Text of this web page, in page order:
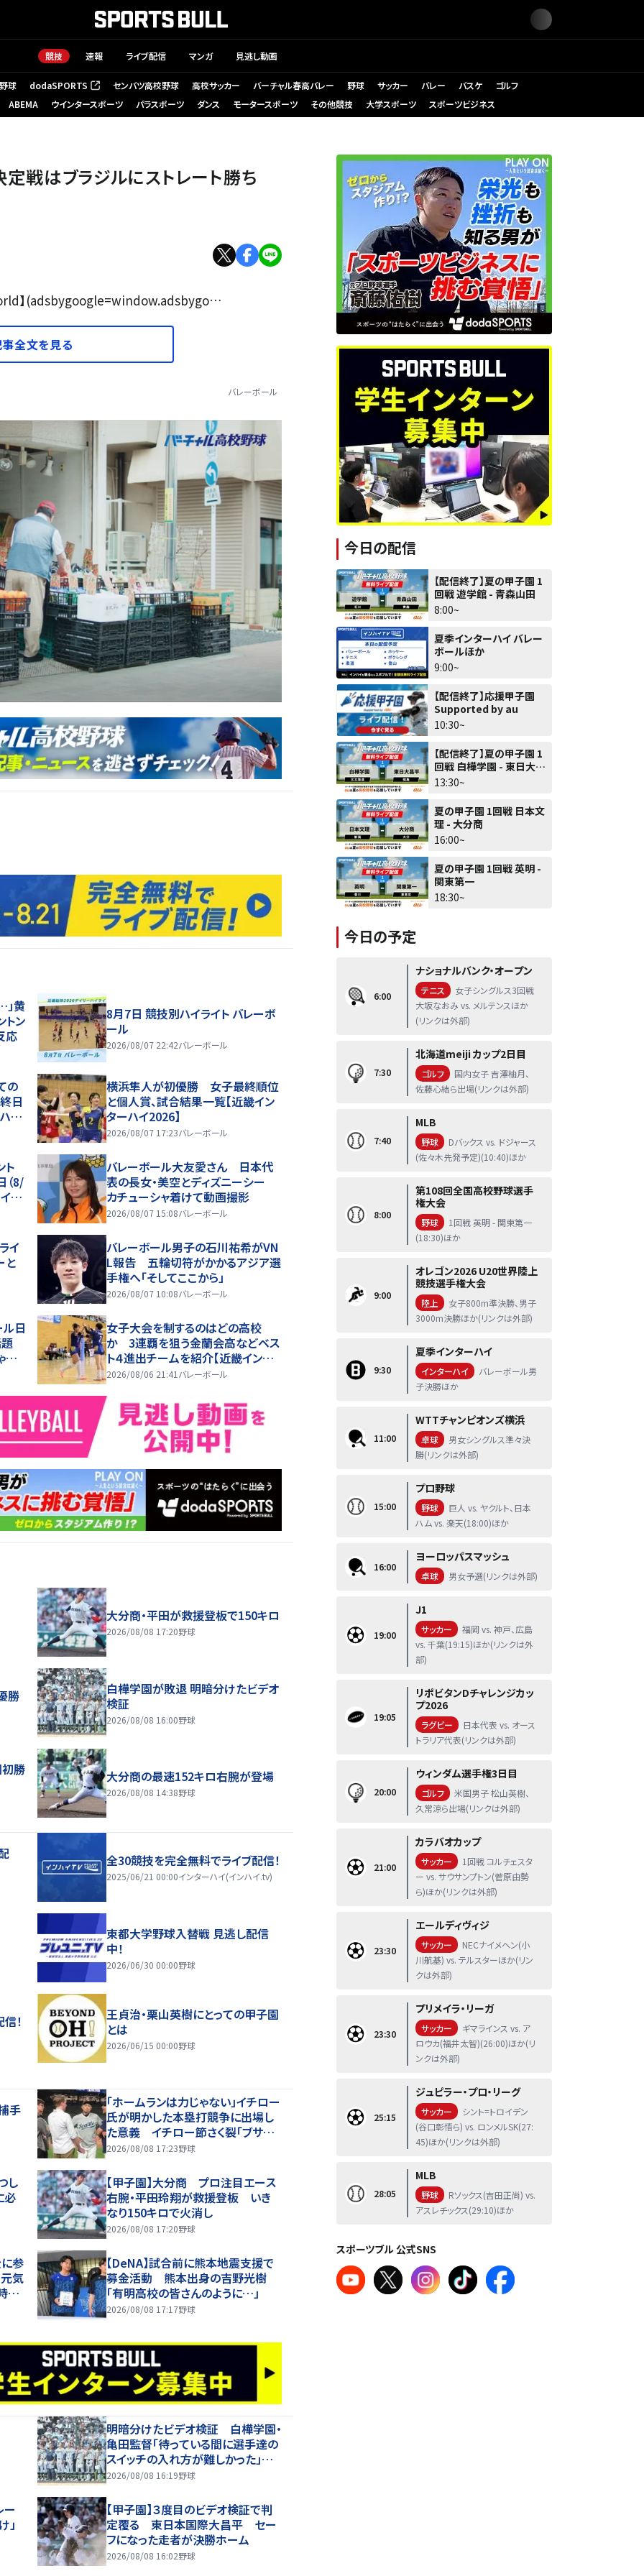
競技 速報 ライブ配信 マンガ 見逃し動画
球 dodaSPORTS
（新しいタブで開く） センバツ高校野球 高校サッカー バーチャル春高バレー 野球 サッカー バレー バスケ
ゴルフ
ABEMA
ウインタースポーツ パラスポーツ ダンス モータースポーツ その他競技 大学スポーツ スポーツビジネス
はブラジルにストレート勝ち
】(adsbygoogle=window.adsbygo…
全文を見る
バレーボール
」黄
トン
応
8月7日 競技別ハイライト バレーボ
ール
2026/08/07 22:42バレーボール
の
日
イ
横浜隼人が初優勝 女子最終順位
と個人賞、試合結果一覧【近畿イン
ターハイ2026】
2026/08/07 17:23バレーボール
ト
（8/
20
バレーボール大友愛さん 日本代
表の長女・美空とディズニーシー
カチューシャ着けて動画撮影
2026/08/07 15:08バレーボール
イ
と
バレーボール男子の石川祐希がVN
L報告 五輪切符がかかるアジア選
手権へ「そしてここから」
2026/08/07 10:08バレーボール
ル日
キ
女子大会を制するのはどの高校
か 3連覇を狙う金蘭会高などベス
ト４進出チームを紹介【近畿インタ
ーハイ2026】
2026/08/06 21:41 バレーボール
大分商・平田が救援登板で150キロ
2026/08/08 17:20野球
勝
白樺学園が敗退 明暗分けたビデオ
検証
2026/08/08 16:00野球
勝 大分商の最速152キロ右腕が登場
2026/08/08 14:38野球
全30競技を完全無料でライブ配信！
2025/06/21 00:00インターハイ(インハイ.tv)
東都大学野球入替戦 見逃し配信
中！
2026/06/30 00:00野球
！
王貞治・栗山英樹にとっての甲子園
とは
2026/06/15 00:00野球
手
「ホームランは力じゃない」イチロー
氏が明かした本塁打競争に出場し
た意義 イチロー節さく裂「ブサイ
クなホームランじゃダメ」
2026/08/08 17:23野球
し
必
【甲子園】大分商 プロ注目エース
右腕・平田玲翔が救援登板 いき
なり150キロで火消し
2026/08/08 17:20野球
参
気
の
【DeNA】試合前に熊本地震支援で
募金活動 熊本出身の吉野光樹
「有明高校の皆さんのように…」
2026/08/08 17:17野球
明暗分けたビデオ検証 白樺学園・
亀田監督「待っている間に選手達の
スイッチの入れ方が難しかった」
「一、二塁で流れが向こうに」
2026/08/08 16:19野球
ー
」
【甲子園】３度目のビデオ検証で判
定覆る 東日本国際大昌平 セー
フになった走者が決勝ホーム
2026/08/08 16:02野球
今日の配信
【配信終了】夏の甲子園 1
回戦 遊学館 - 青森山田
8:00~
夏季インターハイ バレー
ボールほか
9:00~
【配信終了】応援甲子園
Supported by au
10:30~
【配信終了】夏の甲子園 1
回戦 白樺学園 - 東日大昌
平
13:30~
夏の甲子園 1回戦 日本文
理 - 大分商
16:00~
夏の甲子園 1回戦 英明 -
関東第一
18:30~
今日の予定
6:00
ナショナルバンク・オープン
テニス
女子シングルス3回戦
大坂なおみ vs. メルテンスほか
(リンクは外部)
7:30
北海道meiji カップ2日目
ゴルフ
国内女子 吉澤柚月、
佐藤心結ら出場(リンクは外部)
7:40
MLB
野球
Dバックス vs. ドジャース
(佐々木先発予定)(10:40)ほか
8:00
第108回全国高校野球選手
権大会
野球
1回戦 英明 - 関東第一
(18:30)ほか
9:00
オレゴン2026 U20世界陸上
競技選手権大会
陸上
女子800m準決勝、男子
3000m決勝ほか(リンクは外部)
9:30
夏季インターハイ
インターハイ
バレーボール男
子決勝ほか
11:00
WTTチャンピオンズ横浜
卓球
男女シングルス準々決
勝(リンクは外部)
15:00
プロ野球
野球
巨人 vs. ヤクルト、日本
ハム vs. 楽天(18:00)ほか
16:00
ヨーロッパスマッシュ
卓球 男女予選(リンクは外部)
19:00
J1
サッカー
福岡 vs. 神戸、広島
vs. 千葉(19:15)ほか(リンクは外
部)
19:05
リポビタンDチャレンジカッ
プ2026
ラグビー
日本代表 vs. オース
トラリア代表(リンクは外部)
20:00
ウィンダム選手権3日目
ゴルフ
米国男子 松山英樹、
久常涼ら出場(リンクは外部)
21:00
カラバオカップ
サッカー
1回戦 コルチェスタ
ー vs. サウサンプトン(菅原由勢
ら)ほか(リンクは外部)
23:30
エールディヴィジ
サッカー
NECナイメヘン(小
川航基) vs. テルスターほか(リン
クは外部)
23:30
プリメイラ・リーガ
サッカー
ギマラインス vs. ア
ロウカ(福井太智)(26:00)ほか(リ
ンクは外部)
25:15
ジュピラー・プロ・リーグ
サッカー
シント=トロイデン
(谷口彰悟ら) vs. ロンメルSK(27:
45)ほか(リンクは外部)
28:05
MLB
野球
Rソックス(吉田正尚) vs.
アスレチックス(29:10)ほか
スポーツブル 公式SNS